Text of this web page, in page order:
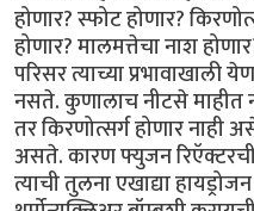
होणार? स्फोट होणार?
होणार? मालमत्तेचा नाश
परिसर त्याच्या प्रभावाखाली
नसते. कुणालाच नीटसे माहीत
तर किरणोत्सर्ग होणार
असते. कारण फ्युजन
त्याची तुलना एखाद्या